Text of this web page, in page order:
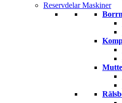
Reservdelar Maskiner